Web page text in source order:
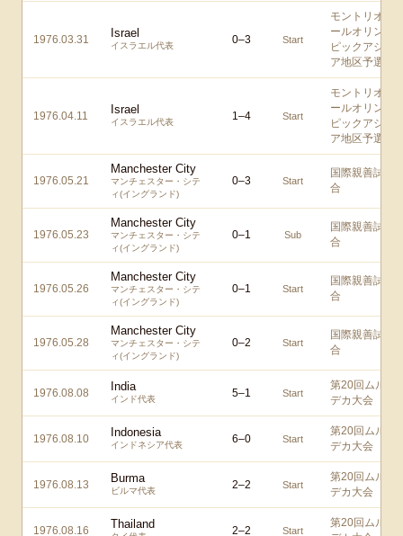
1976.03.31 Israel
イスラエル代表 0–3 Start
モントリオ
ールオリン
ピックアジ
ア地区予選
1976.04.11 Israel
イスラエル代表 1–4 Start
モントリオ
ールオリン
ピックアジ
ア地区予選
1976.05.21
Manchester City
マンチェスター・シテ
ィ(イングランド)
0–3 Start
国際親善試
合
1976.05.23
Manchester City
マンチェスター・シテ
ィ(イングランド)
0–1 Sub
国際親善試
合
1976.05.26
Manchester City
マンチェスター・シテ
ィ(イングランド)
0–1 Start
国際親善試
合
1976.05.28
Manchester City
マンチェスター・シテ
ィ(イングランド)
0–2 Start
国際親善試
合
1976.08.08 India
インド代表 5–1 Start
第20回ムル
デカ大会
1976.08.10 Indonesia
インドネシア代表 6–0 Start
第20回ムル
デカ大会
1976.08.13 Burma
ビルマ代表 2–2 Start
第20回ムル
デカ大会
1976.08.16 Thailand 2–2 Start
第20回ムル